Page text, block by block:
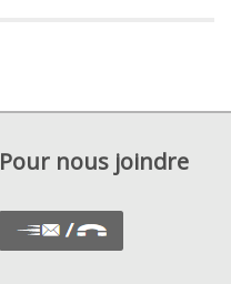
Pour nous joindre